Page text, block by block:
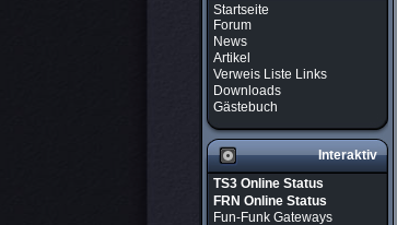
Startseite
Forum
News
Artikel
Verweis Liste Links
Downloads
Gästebuch
Interaktiv
TS3 Online Status
FRN Online Status
Fun-Funk Gateways